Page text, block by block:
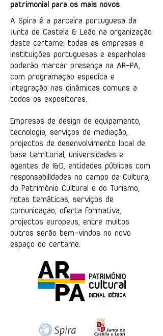
patrimonial para os mais novos
A Spira é a parceira portuguesa da
Junta de Castela & Leão na organização
deste certame: todas as empresas e
instituições portuguesas e espanholas
poderão marcar presença na AR-PA,
com programação especíca e
integração nas dinâmicas comuns a
todos os expositores.
Empresas de design de equipamento,
tecnologia, serviços de mediação,
projectos de desenvolvimento local de
base territorial, universidades e
agentes de I&D, entidades públicas com
responsabilIdades no campo da Cultura,
do Património Cultural e do Turismo,
rotas temáticas, serviços de
comunicação, oferta formativa,
projectos europeus, entre muitos
outros serão bem-vindos no novo
espaço do certame.